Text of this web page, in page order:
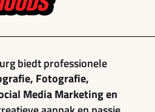
biedt professionele
Fotografie,
Media Marketing en